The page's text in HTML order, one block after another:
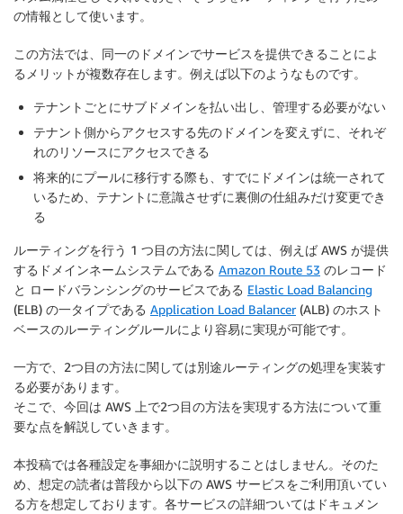
の情報として使います。
この方法では、同一のドメインでサービスを提供できることによ
るメリットが複数存在します。例えば以下のようなものです。
テナントごとにサブドメインを払い出し、管理する必要がない
テナント側からアクセスする先のドメインを変えずに、それぞ
れのリソースにアクセスできる
将来的にプールに移行する際も、すでにドメインは統一されて
いるため、テナントに意識させずに裏側の仕組みだけ変更でき
る
ルーティングを行う 1 つ目の方法に関しては、例えば AWS が提供
するドメインネームシステムである Amazon Route 53 のレコード
と ロードバランシングのサービスである Elastic Load Balancing
(ELB) の一タイプである Application Load Balancer(ALB) のホスト
ベースのルーティングルールにより容易に実現が可能です。
一方で、2つ目の方法に関しては別途ルーティングの処理を実装す
る必要があります。
そこで、今回は AWS 上で2つ目の方法を実現する方法について重
要な点を解説していきます。
本投稿では各種設定を事細かに説明することはしません。そのた
め、想定の読者は普段から以下の AWS サービスをご利用頂いてい
る方を想定しております。各サービスの詳細ついてはドキュメン